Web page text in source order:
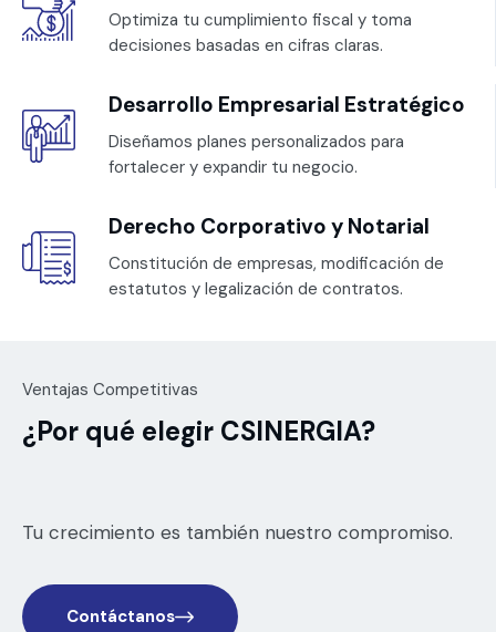
Optimiza tu cumplimiento fiscal y toma
decisiones basadas en cifras claras.
Desarrollo Empresarial Estratégico
Diseñamos planes personalizados para
fortalecer y expandir tu negocio.
Derecho Corporativo y Notarial
Constitución de empresas, modificación de
estatutos y legalización de contratos.
Ventajas Competitivas
¿Por qué elegir CSINERGIA?
Tu crecimiento es también nuestro compromiso.
Contáctanos